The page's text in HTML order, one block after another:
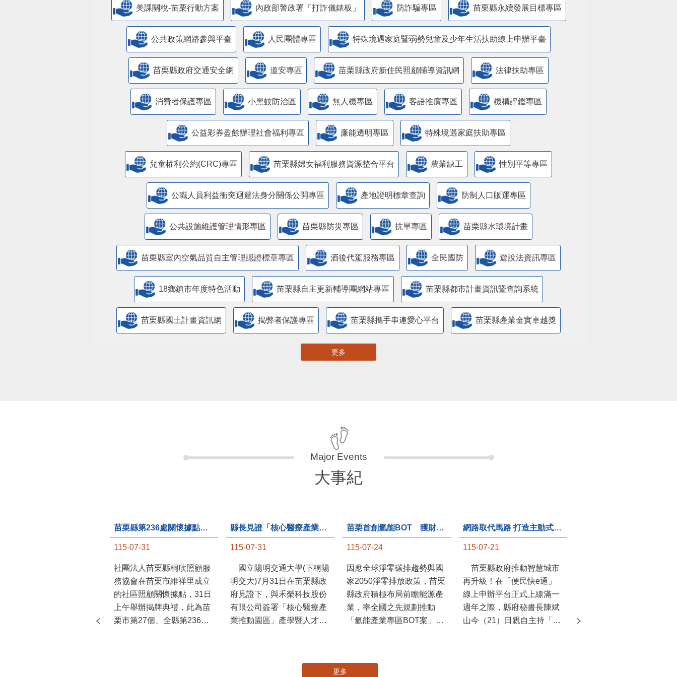
美課關稅-苗栗行動方案 內政部警政署「打詐儀錶板」 防詐騙專區 苗栗縣永續發展目標專區
公共政策網路參與平臺 人民團體專區 特殊境遇家庭暨弱勢兒童及少年生活扶助線上申辦平臺
苗栗縣政府交通安全網 道安專區 苗栗縣政府新住民照顧輔導資訊網 法律扶助專區
消費者保護專區 小黑蚊防治區 無人機專區 客語推廣專區 機構評鑑專區
公益彩券盈餘辦理社會福利專區 廉能透明專區 特殊境遇家庭扶助專區
兒童權利公約(CRC)專區 苗栗縣婦女福利服務資源整合平台 農業缺工 性別平等專區
公職人員利益衝突迴避法身分關係公開專區 產地證明標章查詢 防制人口販運專區
​公共設施維護管理情形專區 苗栗縣防災專區 抗旱專區 苗栗縣水環境計畫
苗栗縣室內空氣品質自主管理認證標章專區 酒後代駕服務專區 全民國防 遊說法資訊專區
18鄉鎮市年度特色活動 苗栗縣自主更新輔導團網站專區 苗栗縣都市計畫資訊暨查詢系統
苗栗縣國土計畫資訊網 揭弊者保護專區 苗栗縣攜手串連愛心平台 苗栗縣產業金實卓越獎
更多
大事紀
苗栗縣第236處關懷據點在苗栗市維祥里揭牌
115-07-31
社團法人苗栗縣桐欣照顧服
務協會在苗栗市維祥里成立
的社區照顧關懷據點，31日
上午舉辦揭牌典禮，此為苗
栗市第27個、全縣第236處
縣長見證「核心醫療產業推動園區」產學合作簽約儀式
115-07-31
國立陽明交通大學(下稱陽
明交大)7月31日在苗栗縣政
府見證下，與禾榮科技股份
有限公司簽署「核心醫療產
業推動園區」產學暨人才培
苗栗首創氫能BOT 獲財政部「突破之翼」肯定
115-07-24
因應全球淨零碳排趨勢與國
家2050淨零排放政策，苗栗
縣政府積極布局前瞻能源產
業，率全國之先規劃推動
「氫能產業專區BOT案」，
網路取代馬路 打造主動式數位便民服務 苗栗便民快e通 2.0智慧升級啟用
115-07-21
苗栗縣政府推動智慧城市
再升級！在「便民快e通」
線上申辦平台正式上線滿一
週年之際，縣府秘書長陳斌
山今（21）日親自主持「便
縣第235處的據點；縣長鍾
更多